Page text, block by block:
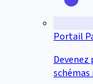
Portail